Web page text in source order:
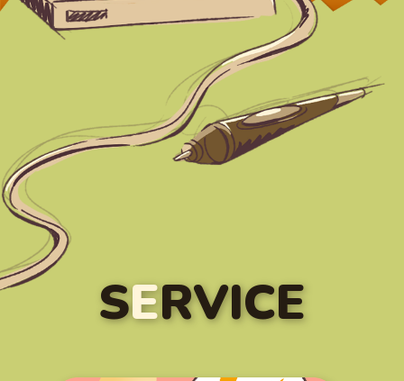
SERVICE